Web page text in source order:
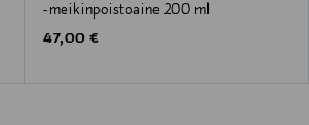
-meikinpoistoaine 200 ml
Original Price
47,00 €